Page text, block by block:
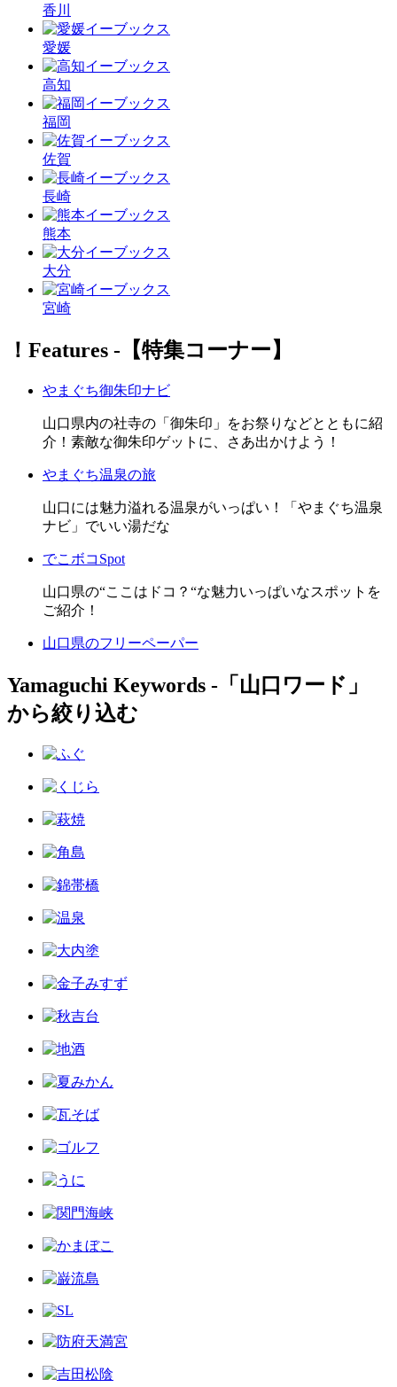
香川
愛媛
高知
福岡
佐賀
長崎
熊本
大分
宮崎
！Features ‐【特集コーナー】
やまぐち御朱印ナビ
山口県内の社寺の「御朱印」をお祭りなどとともに紹
介！素敵な御朱印ゲットに、さあ出かけよう！
やまぐち温泉の旅
山口には魅力溢れる温泉がいっぱい！「やまぐち温泉
ナビ」でいい湯だな
でこボコSpot
山口県の“ここはドコ？“な魅力いっぱいなスポットを
ご紹介！
山口県のフリーペーパー
Yamaguchi Keywords ‐「山口ワード」
から絞り込む